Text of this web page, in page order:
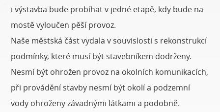
i výstavba bude probíhat v jedné etapě, kdy bude na
mostě vyloučen pěší provoz.
Naše městská část vydala v souvislosti s rekonstrukcí
podmínky, které musí být stavebníkem dodrženy.
Nesmí být ohrožen provoz na okolních komunikacích,
při provádění stavby nesmí být okolí a podzemní
vody ohroženy závadnými látkami a podobně.